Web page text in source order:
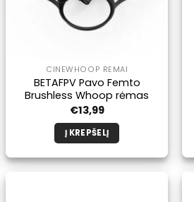
produkto
puslapyje.
CINEWHOOP RĖMAI
BETAFPV Pavo Femto
Brushless Whoop rėmas
€13,99
Į KREPŠELĮ